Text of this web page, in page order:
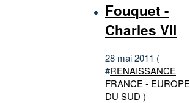
Fouquet -
Charles VII
28 mai 2011 (
#RENAISSANCE
FRANCE - EUROPE
DU SUD )